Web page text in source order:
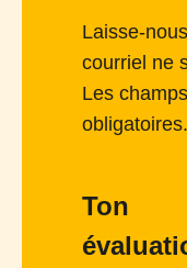
Laisse-
courriel ne
Les
obligatoires.
Ton